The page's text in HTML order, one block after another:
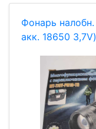
Фонарь
акк. 18650 3,7V)